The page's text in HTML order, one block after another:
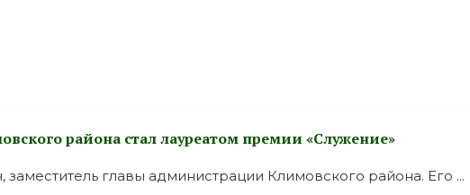
района стал лауреатом премии «Служение»
главы администрации Климовского района. Его ...